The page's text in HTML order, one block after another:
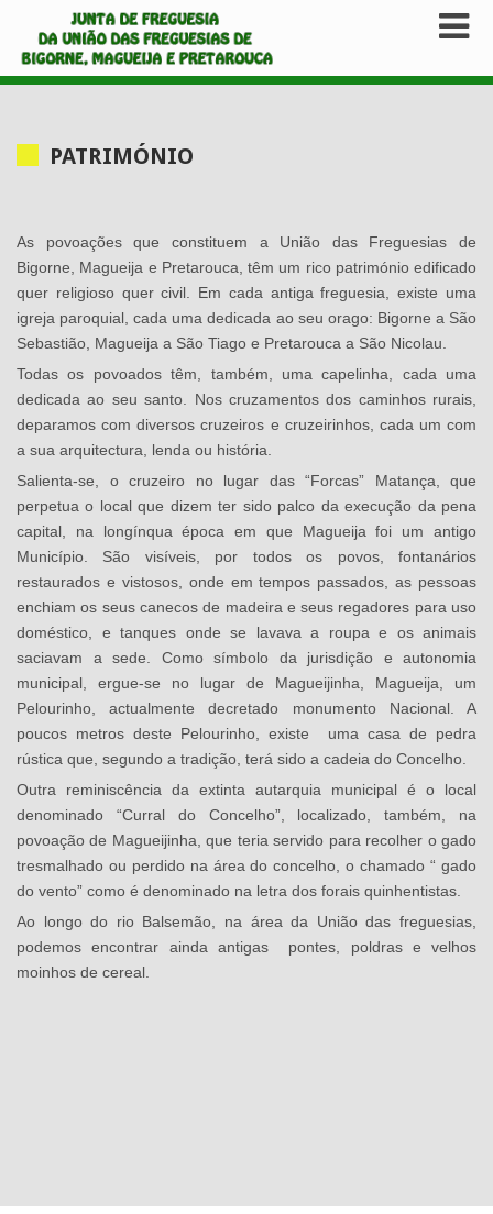
PATRIMÓNIO
As povoações que constituem a União das Freguesias de
Bigorne, Magueija e Pretarouca, têm um rico património edificado
quer religioso quer civil. Em cada antiga freguesia, existe uma
igreja paroquial, cada uma dedicada ao seu orago: Bigorne a São
Sebastião, Magueija a São Tiago e Pretarouca a São Nicolau.
Todas os povoados têm, também, uma capelinha, cada uma
dedicada ao seu santo. Nos cruzamentos dos caminhos rurais,
deparamos com diversos cruzeiros e cruzeirinhos, cada um com
a sua arquitectura, lenda ou história.
Salienta-se, o cruzeiro no lugar das “Forcas” Matança, que
perpetua o local que dizem ter sido palco da execução da pena
capital, na longínqua época em que Magueija foi um antigo
Município. São visíveis, por todos os povos, fontanários
restaurados e vistosos, onde em tempos passados, as pessoas
enchiam os seus canecos de madeira e seus regadores para uso
doméstico, e tanques onde se lavava a roupa e os animais
saciavam a sede. Como símbolo da jurisdição e autonomia
municipal, ergue-se no lugar de Magueijinha, Magueija, um
Pelourinho, actualmente decretado monumento Nacional. A
poucos metros deste Pelourinho, existe uma casa de pedra
rústica que, segundo a tradição, terá sido a cadeia do Concelho.
Outra reminiscência da extinta autarquia municipal é o local
denominado “Curral do Concelho”, localizado, também, na
povoação de Magueijinha, que teria servido para recolher o gado
tresmalhado ou perdido na área do concelho, o chamado “ gado
do vento” como é denominado na letra dos forais quinhentistas.
Ao longo do rio Balsemão, na área da União das freguesias,
podemos encontrar ainda antigas pontes, poldras e velhos
moinhos de cereal.